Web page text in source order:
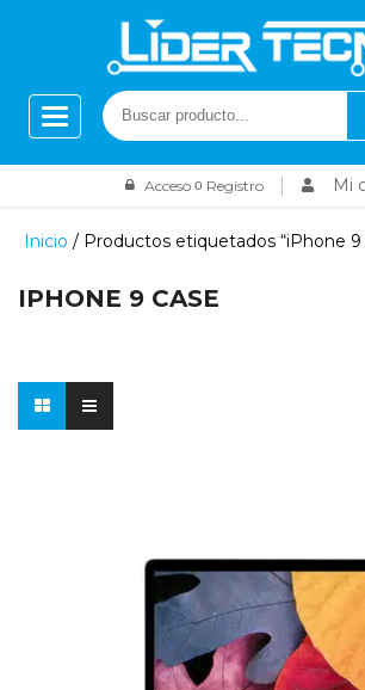
Toggle
navigation
Toggle
navigation
Accesoo Registro Mi
Inicio / Productos etiquetados “iPhone 9
IPHONE 9 CASE